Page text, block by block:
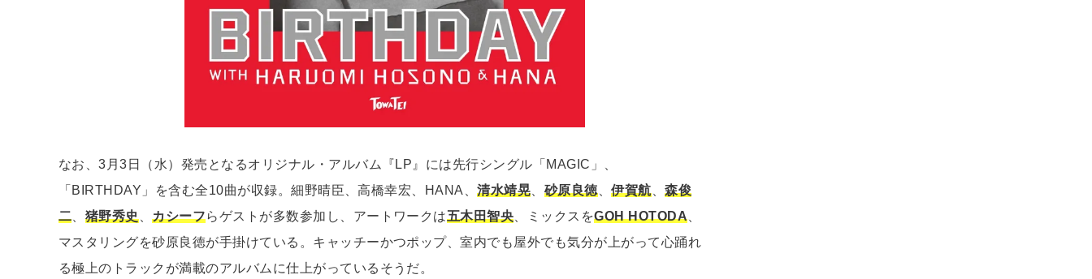
なお、3月3日（水）発売となるオリジナル・アルバム『LP』には先行シングル「MAGIC」、
「BIRTHDAY」を含む全10曲が収録。細野晴臣、高橋幸宏、HANA、清水靖晃 砂原良徳、伊賀航、森俊
二
猪野秀史、カシーフらゲストが多数参加し、アートワークは五木田智央 、ミックスをGOH HOTODA
マスタリングを砂原良徳が手掛けている。キャッチーかつポップ、室内でも屋外でも気分が上がって心踊れ
る極上のトラックが満載のアルバムに仕上がっているそうだ。